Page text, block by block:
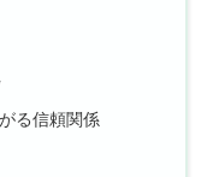
る信頼関係